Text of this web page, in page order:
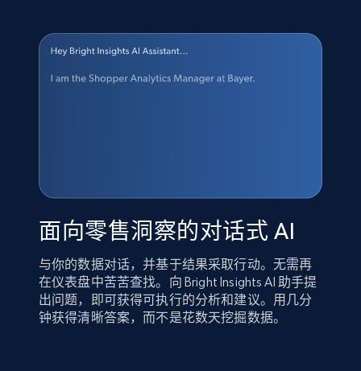
面向零售洞察的对话式 AI
与你的数据对话，并基于结果采取行动。无需再
在仪表盘中苦苦查找。向 Bright Insights AI 助手提
出问题，即可获得可执行的分析和建议。用几分
钟获得清晰答案，而不是花数天挖掘数据。